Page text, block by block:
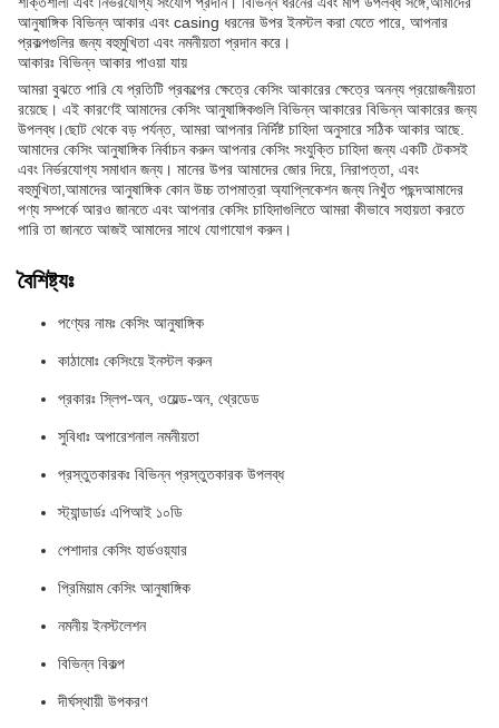
আনুষাঙ্গিক বিভিন্ন আকার এবং casing ধরনের উপর ইনস্টল করা যেতে পারে, আপনার
প্রকল্পগুলির জন্য বহুমুখিতা এবং নমনীয়তা প্রদান করে।
আকারঃ বিভিন্ন আকার পাওয়া যায়
আমরা বুঝতে পারি যে প্রতিটি প্রকল্পের ক্ষেত্রে কেসিং আকারের ক্ষেত্রে অনন্য প্রয়োজনীয়তা
রয়েছে। এই কারণেই আমাদের কেসিং আনুষাঙ্গিকগুলি বিভিন্ন আকারের বিভিন্ন আকারের জন্য
উপলব্ধ।ছোট থেকে বড় পর্যন্ত, আমরা আপনার নির্দিষ্ট চাহিদা অনুসারে সঠিক আকার আছে.
আমাদের কেসিং আনুষাঙ্গিক নির্বাচন করুন আপনার কেসিং সংযুক্তি চাহিদা জন্য একটি টেকসই
এবং নির্ভরযোগ্য সমাধান জন্য। মানের উপর আমাদের জোর দিয়ে, নিরাপত্তা, এবং
বহুমুখিতা,আমাদের আনুষাঙ্গিক কোন উচ্চ তাপমাত্রা অ্যাপ্লিকেশন জন্য নিখুঁত পছন্দআমাদের
পণ্য সম্পর্কে আরও জানতে এবং আপনার কেসিং চাহিদাগুলিতে আমরা কীভাবে সহায়তা করতে
পারি তা জানতে আজই আমাদের সাথে যোগাযোগ করুন।
বৈশিষ্ট্যঃ
পণ্যের নামঃ কেসিং আনুষাঙ্গিক
কাঠামোঃ কেসিংয়ে ইনস্টল করুন
প্রকারঃ স্লিপ-অন, ওয়েল্ড-অন, থ্রেডেড
সুবিধাঃ অপারেশনাল নমনীয়তা
প্রস্তুতকারকঃ বিভিন্ন প্রস্তুতকারক উপলব্ধ
স্ট্যান্ডার্ডঃ এপিআই ১০ডি
পেশাদার কেসিং হার্ডওয়্যার
প্রিমিয়াম কেসিং আনুষাঙ্গিক
নমনীয় ইনস্টলেশন
বিভিন্ন বিকল্প
দীর্ঘস্থায়ী উপকরণ